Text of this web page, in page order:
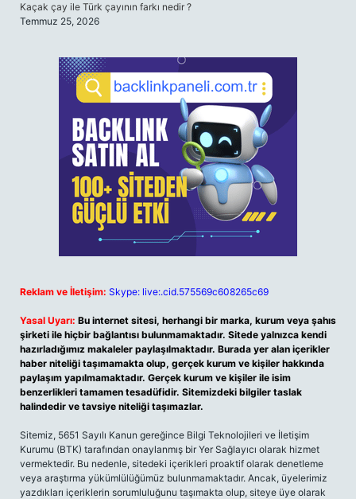
Kaçak çay ile Türk çayının farkı nedir ?
Temmuz 25, 2026
Reklam ve İletişim: Skype: live:.cid.575569c608265c69
Yasal Uyarı: Bu internet sitesi, herhangi bir marka, kurum veya şahıs
şirketi ile hiçbir bağlantısı bulunmamaktadır. Sitede yalnızca kendi
hazırladığımız makaleler paylaşılmaktadır. Burada yer alan içerikler
haber niteliği taşımamakta olup, gerçek kurum ve kişiler hakkında
paylaşım yapılmamaktadır. Gerçek kurum ve kişiler ile isim
benzerlikleri tamamen tesadüfidir. Sitemizdeki bilgiler taslak
halindedir ve tavsiye niteliği taşımazlar.
Sitemiz, 5651 Sayılı Kanun gereğince Bilgi Teknolojileri ve İletişim
Kurumu (BTK) tarafından onaylanmış bir Yer Sağlayıcı olarak hizmet
vermektedir. Bu nedenle, sitedeki içerikleri proaktif olarak denetleme
veya araştırma yükümlülüğümüz bulunmamaktadır. Ancak, üyelerimiz
yazdıkları içeriklerin sorumluluğunu taşımakta olup, siteye üye olarak